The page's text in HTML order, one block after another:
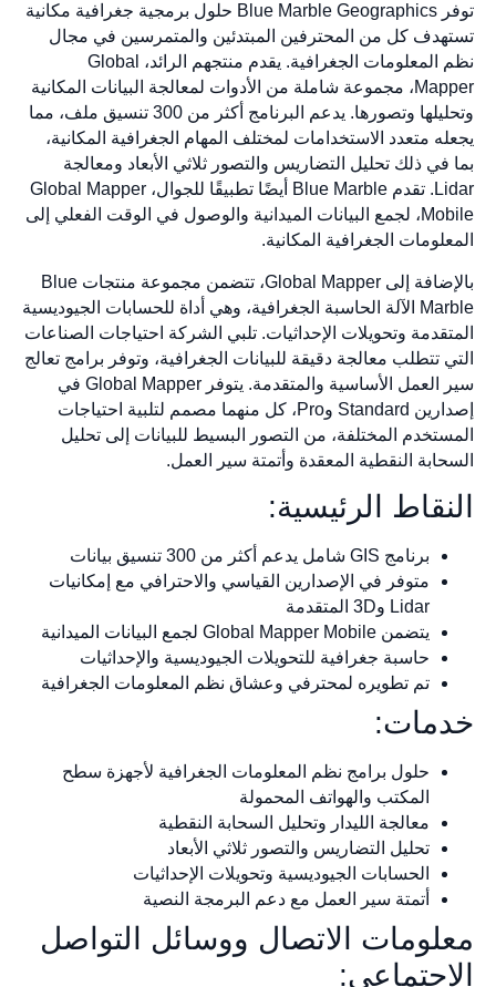
توفر Blue Marble Geographics حلول برمجية جغرافية مكانية
تستهدف كل من المحترفين المبتدئين والمتمرسين في مجال
نظم المعلومات الجغرافية. يقدم منتجهم الرائد، Global
Mapper، مجموعة شاملة من الأدوات لمعالجة البيانات المكانية
وتحليلها وتصورها. يدعم البرنامج أكثر من 300 تنسيق ملف، مما
يجعله متعدد الاستخدامات لمختلف المهام الجغرافية المكانية،
بما في ذلك تحليل التضاريس والتصور ثلاثي الأبعاد ومعالجة
Lidar. تقدم Blue Marble أيضًا تطبيقًا للجوال، Global Mapper
Mobile، لجمع البيانات الميدانية والوصول في الوقت الفعلي إلى
المعلومات الجغرافية المكانية.
بالإضافة إلى Global Mapper، تتضمن مجموعة منتجات Blue
Marble الآلة الحاسبة الجغرافية، وهي أداة للحسابات الجيوديسية
المتقدمة وتحويلات الإحداثيات. تلبي الشركة احتياجات الصناعات
التي تتطلب معالجة دقيقة للبيانات الجغرافية، وتوفر برامج تعالج
سير العمل الأساسية والمتقدمة. يتوفر Global Mapper في
إصدارين Standard وPro، كل منهما مصمم لتلبية احتياجات
المستخدم المختلفة، من التصور البسيط للبيانات إلى تحليل
السحابة النقطية المعقدة وأتمتة سير العمل.
النقاط الرئيسية:
برنامج GIS شامل يدعم أكثر من 300 تنسيق بيانات
متوفر في الإصدارين القياسي والاحترافي مع إمكانيات
Lidar و3D المتقدمة
يتضمن Global Mapper Mobile لجمع البيانات الميدانية
حاسبة جغرافية للتحويلات الجيوديسية والإحداثيات
تم تطويره لمحترفي وعشاق نظم المعلومات الجغرافية
خدمات:
حلول برامج نظم المعلومات الجغرافية لأجهزة سطح
المكتب والهواتف المحمولة
معالجة الليدار وتحليل السحابة النقطية
تحليل التضاريس والتصور ثلاثي الأبعاد
الحسابات الجيوديسية وتحويلات الإحداثيات
أتمتة سير العمل مع دعم البرمجة النصية
معلومات الاتصال ووسائل التواصل
الاجتماعي: